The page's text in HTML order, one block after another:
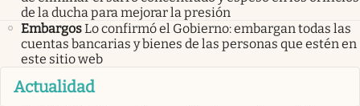
de la ducha para mejorar la presión
EmbargosLo confirmó el Gobierno: embargan todas las
cuentas bancarias y bienes de las personas que estén en
este sitio web
Actualidad